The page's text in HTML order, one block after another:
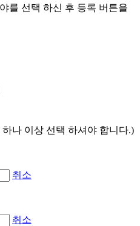
를 선택 하신 후 등록 버튼을
나 이상 선택 하셔야 합니다.)
취소
취소